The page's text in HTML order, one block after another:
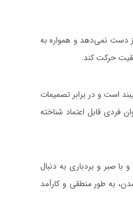
دست نمی‌دهد و همواره به
حرکت کند.
است و در برابر تصمیمات
قابل اعتماد شناخته
صبر و بردباری به دنبال
به طور منطقی و کارآمد